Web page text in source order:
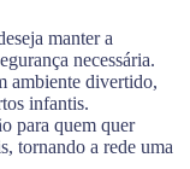
manter a
necessária.
ambiente divertido,
infantis.
para quem quer
tornando a rede uma